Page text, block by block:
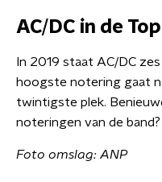
AC/DC in de
In 2019 staat AC/DC
hoogste notering gaat
twintigste plek.
noteringen van de band?
Foto omslag: ANP